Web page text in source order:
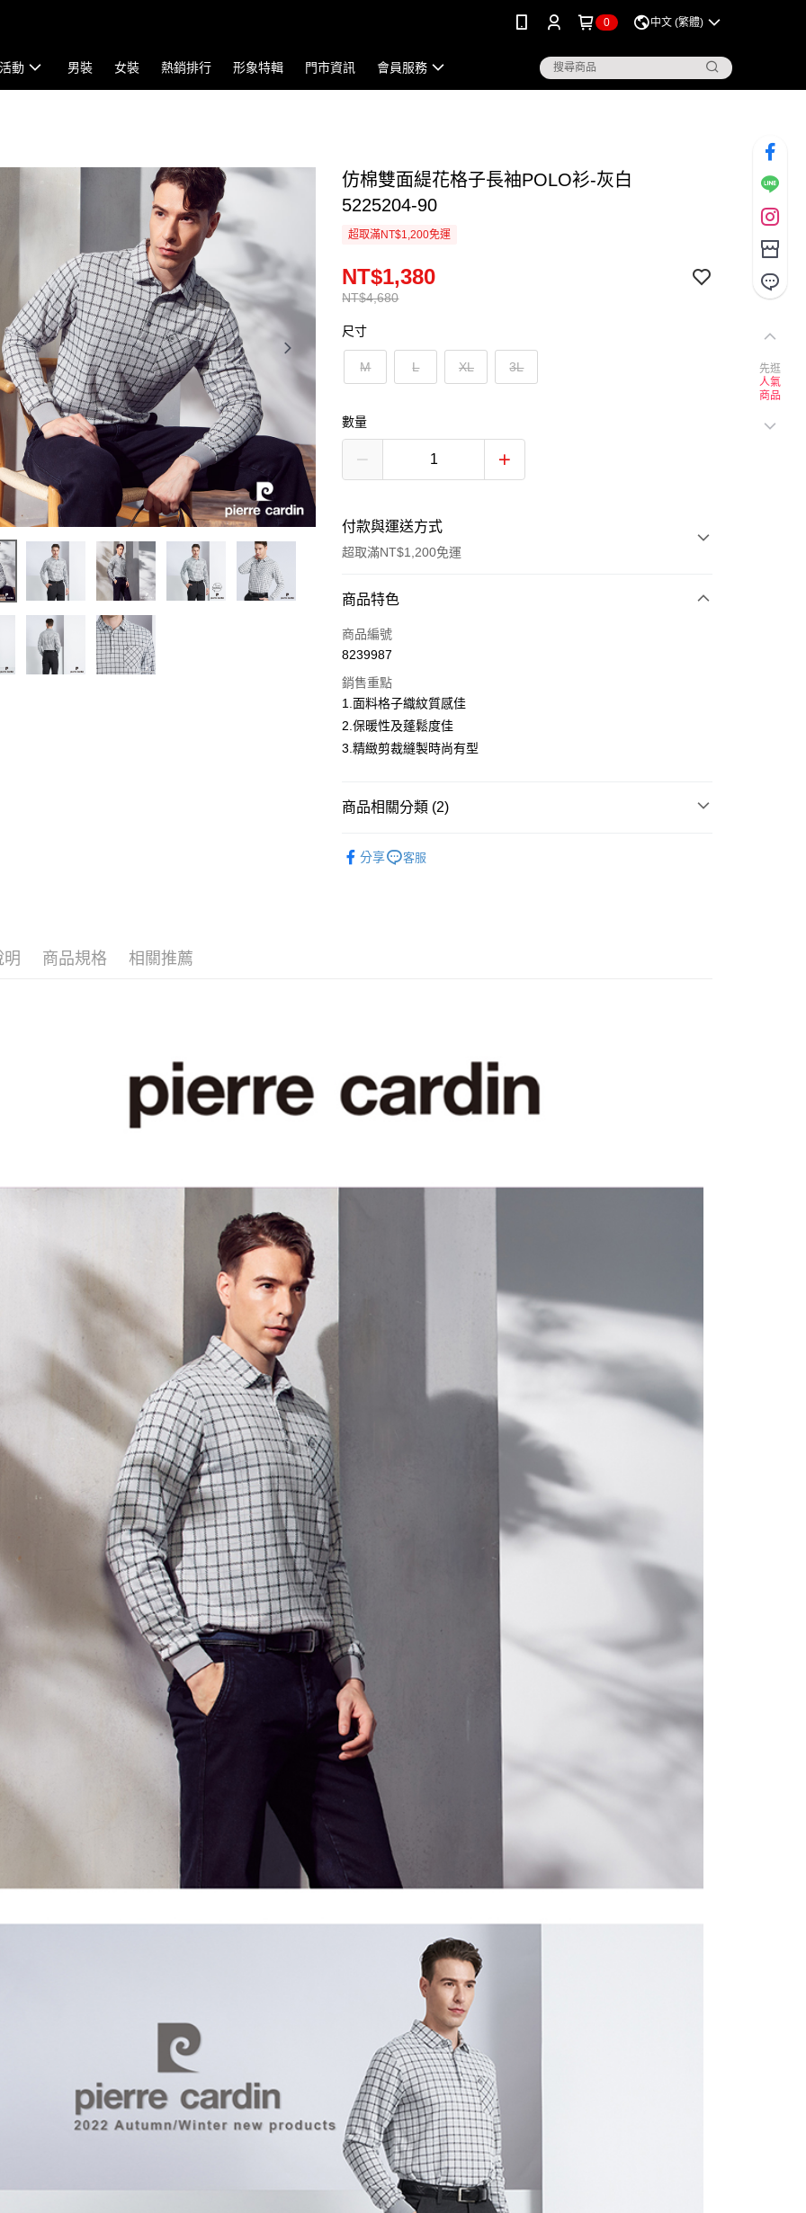
0 中文 (繁體)
動 男裝 女裝 熱銷排行 形象特輯 門市資訊 會員服務
仿棉雙面緹花格子長袖POLO衫-灰白
5225204-90
超取滿NT$1,200免運
NT$4,680
NT$1,380
尺寸
M L XL 3L
數量
付款與運送方式
超取滿NT$1,200免運
付款方式
信用卡一次付款
LINE Pay
Apple Pay
Google Pay
每筆NT$60，滿NT$1,200(含以上)免運費
付款後萊爾富取貨
每筆NT$60，滿NT$1,200(含以上)免運費
每筆NT$80，滿NT$1,200(含以上)免運費
每筆NT$80，滿NT$1,200(含以上)免運費
商品特色
商品編號
8239987
銷售重點
1.面料格子織紋質感佳
2.保暖性及蓬鬆度佳
3.精緻剪裁縫製時尚有型
商品相關分類 (2)
分享 客服
明 商品規格 相關推薦
先逛
人氣
商品